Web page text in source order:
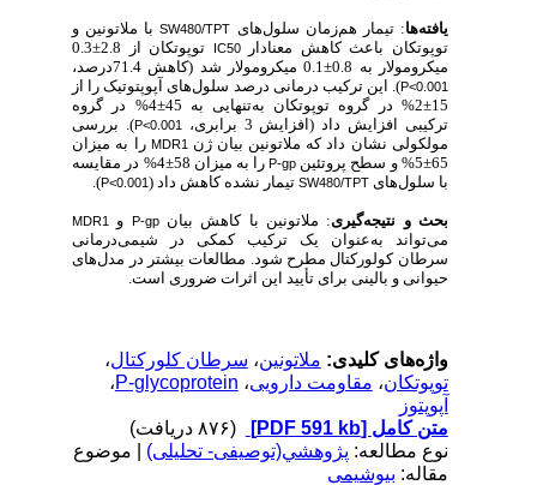
یافته‌ها: تیمار هم‌زمان سلول‌هایSW480/TPTبا ملاتونین و
توپوتکان باعث کاهش معنادارIC50
توپوتکان از 2.8±0.3
میکرومولار به 0.8±0.1 میکرومولار شد (کاهش 71.4درصد،
P<0.001). این ترکیب درمانی درصد سلول‌های آپوپتوتیک را از
15±2% در گروه توپوتکان به‌تنهایی به 45±4% در گروه
ترکیبی افزایش داد (افزایش 3 برابری،
P<0.001). بررسی
مولکولی نشان داد که ملاتونین بیان ژنMDR1را به میزان
65±5% و سطح پروتئین
P-gp
را به میزان 58±4% در مقایسه
با سلول‌هایSW480/TPTتیمار نشده کاهش داد (P<0.001
).
بحث و نتیجه‌گیری : ملاتونین با کاهش بیانP-gpو MDR1
می‌تواند به‌عنوان یک ترکیب کمکی در شیمی‌درمانی
سرطان کولورکتال مطرح شود. مطالعات بیشتر در مدل‌های
حیوانی و بالینی برای تأیید این اثرات ضروری است.
واژه‌های کلیدی:ملاتونین،سرطان کلورکتال،
توپوتکان،مقاومت دارویی،P-glycoprotein،
آپوپتوز
متن کامل[PDF 591 kb]
نوع مطالعه:پژوهشي(توصیفی- تحلیلی) | موضوع
مقاله:بیوشیمی